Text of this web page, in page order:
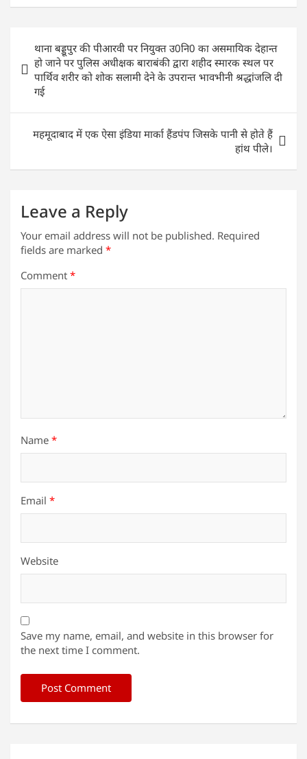
at
s
A
p
c
e
b
o
k
itt
er
k
e
dI
n
ai
l
ar
e
navigation
थाना बड्डूपुर की पीआरवी पर नियुक्त उ0नि0 का असमायिक देहान्त
हो जाने पर पुलिस अधीक्षक बाराबंकी द्वारा शहीद स्मारक स्थल पर
पार्थिव शरीर को शोक सलामी देने के उपरान्त भावभीनी श्रद्धांजलि दी
गई
महमूदाबाद में एक ऐसा इंडिया मार्का हैंडपंप जिसके पानी से होते हैं
हांथ पीले।
Leave a Reply
Your email address will not be published. Required
fields are marked *
Comment *
Name *
Email *
Website
Save my name, email, and website in this browser for
the next time I comment.